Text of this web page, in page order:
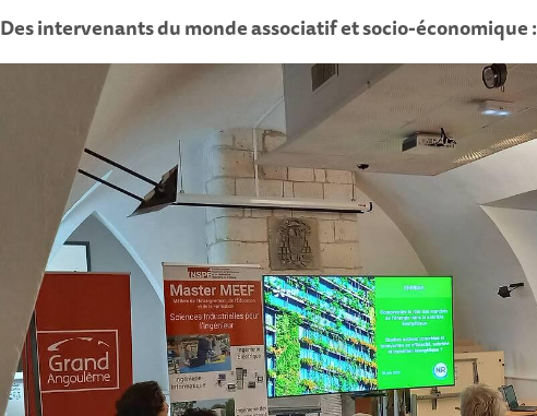
Des intervenants du monde associatif et socio-économique :